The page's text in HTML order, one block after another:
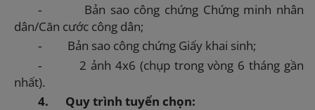
-
Bản sao công chứng Chứng minh nhân
dân/Căn cước công dân;
- Bản sao công chứng Giấy khai sinh;
-
2 ảnh 4x6 (chụp trong vòng 6 tháng gần
nhất).
4.
Quy trình tuyển chọn: